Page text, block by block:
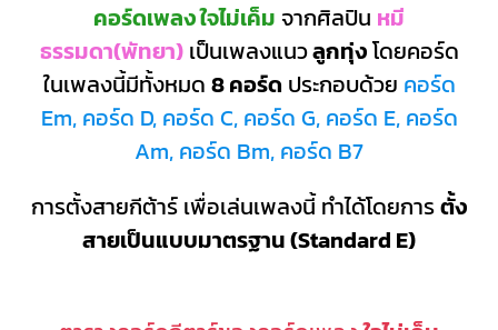
คอร์ดเพลง ใจไม่เค็ม จากศิลปิน หมี
ธรรมดา(พัทยา)เป็นเพลงแนวลูกทุ่งโดยคอร์ด
ในเพลงนี้มีทั้งหมด 8 คอร์ด ประกอบด้วย คอร์ด
Em, คอร์ด D, คอร์ด C, คอร์ด G, คอร์ด E, คอร์ด
Am, คอร์ด Bm, คอร์ด B7
การตั้งสายกีต้าร์ เพื่อเล่นเพลงนี้ ทำได้โดยการตั้ง
สายเป็นแบบมาตรฐาน (Standard E)